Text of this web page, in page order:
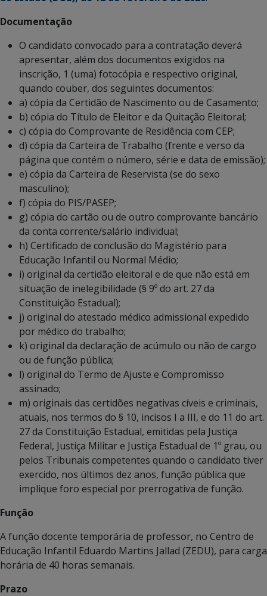
Documentação
O candidato convocado para a contratação deverá
apresentar, além dos documentos exigidos na
inscrição, 1 (uma) fotocópia e respectivo original,
quando couber, dos seguintes documentos:
a) cópia da Certidão de Nascimento ou de Casamento;
b) cópia do Título de Eleitor e da Quitação Eleitoral;
c) cópia do Comprovante de Residência com CEP;
d) cópia da Carteira de Trabalho (frente e verso da
página que contém o número, série e data de emissão);
e) cópia da Carteira de Reservista (se do sexo
masculino);
f) cópia do PIS/PASEP;
g) cópia do cartão ou de outro comprovante bancário
da conta corrente/salário individual;
h) Certificado de conclusão do Magistério para
Educação Infantil ou Normal Médio;
i) original da certidão eleitoral e de que não está em
situação de inelegibilidade (§ 9º do art. 27 da
Constituição Estadual);
j) original do atestado médico admissional expedido
por médico do trabalho;
k) original da declaração de acúmulo ou não de cargo
ou de função pública;
l) original do Termo de Ajuste e Compromisso
assinado;
m) originais das certidões negativas cíveis e criminais,
atuais, nos termos do § 10, incisos I a III, e do 11 do art.
27 da Constituição Estadual, emitidas pela Justiça
Federal, Justiça Militar e Justiça Estadual de 1º grau, ou
pelos Tribunais competentes quando o candidato tiver
exercido, nos últimos dez anos, função pública que
implique foro especial por prerrogativa de função.
Função
A função docente temporária de professor, no Centro de
Educação Infantil Eduardo Martins Jallad (ZEDU), para carga
horária de 40 horas semanais.
Prazo